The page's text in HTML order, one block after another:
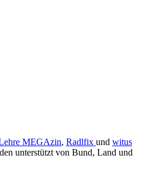
MEGAzin, Radlfix und witus
unterstützt von Bund, Land und